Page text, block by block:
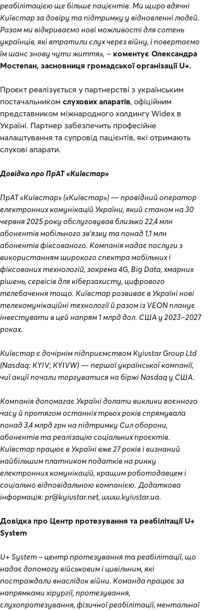
реабілітацією ще більше пацієнтів. Ми щиро вдячні
Київстар за довіру та підтримку у відновленні людей.
Разом ми відкриваємо нові можливості для сотень
українців, які втратили слух через війну, і повертаємо
їм шанс знову чути життя», – коментує Олександра
Мостепан, засновниця громадської організації U+.
Проєкт реалізується у партнерстві з українським
постачальником слухових апаратів, офіційним
представником міжнародного холдингу Widex в
Україні. Партнер забезпечить професійне
налаштування та супровід пацієнтів, які отримають
слухові апарати.
Довідка про ПрАТ «Київстар»
ПрАТ «Київстар» («Київстар») — провідний оператор
електронних комунікацій України, який станом на 30
червня 2025 року обслуговував близько 22,4 млн
абонентів мобільного зв’язку та понад 1,1 млн
абонентів фіксованого. Компанія надає послуги з
використанням широкого спектра мобільних і
фіксованих технологій, зокрема 4G, Big Data, хмарних
рішень, сервісів для кіберзахисту, цифрового
телебачення тощо. Київстар розвиває в Україні нові
телекомунікаційні технології й разом із VEON планує
інвестувати в цей напрям 1 млрд дол. США у 2023–2027
роках.
Київстар є дочірнім підприємством Kyivstar Group Ltd
(Nasdaq: KYIV; KYIVW) — першої української компанії,
чиї акції почали торгуватися на біржі Nasdaq у США.
Компанія допомагає Україні долати виклики воєнного
часу й протягом останніх трьох років спрямувала
понад 3,4 млрд грн на підтримку Сил оборони,
абонентів та реалізацію соціальних проєктів.
Київстар працює в Україні вже 27 років і визнаний
найбільшим платником податків на ринку
електронних комунікацій, кращим роботодавцем і
соціально відповідальною компанією. Додаткова
інформація: pr@kyivstar.net, www.kyivstar.ua.
Довідка про Центр протезування та реабілітації U+
System
U+ System – центр протезування та реабілітації, що
надає допомогу військовим і цивільним, які
постраждали внаслідок війни. Команда працює за
напрямками хірургії, протезування,
слухопротезування, фізичної реабілітації, ментальної